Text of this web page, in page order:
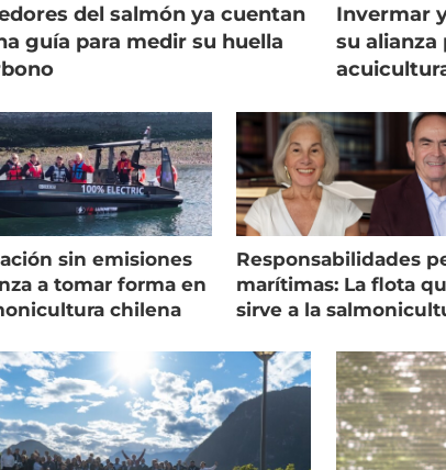
del salmón ya cuentan
guía para medir su huella
Invermar
su alianza
sin emisiones
a tomar forma en
chilena
Responsabilidades
marítimas: La flota
sirve a la